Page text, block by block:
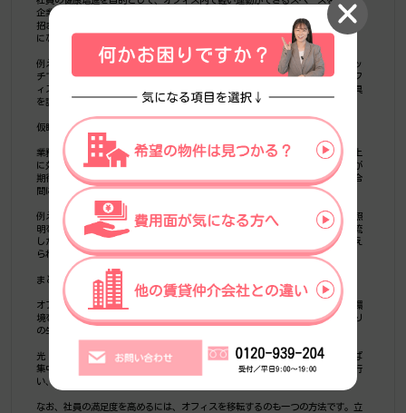
企業も増えつつあります。長時間のデスクワークは身体の疲労や集中力の低下を
招きますが、適度に体を動かせる環境があれば、気軽にリフレッシュできるよう
になるでしょう。
例えば、オフィスの一角にヨガマットやバランスボールを置き、気軽にストレッ
チできるようにするなどのアイデアが考えられます。スペースに余裕のあるオフ
ィスであれば、トレッドミルやエアロバイクといった本格的なフィットネス器具
を設置するのもおすすめです。
仮眠スペース
業務の合間に短時間の仮眠を取れるスペースを設けることも、社員の満足度向上
に効果的です。日中に短時間の睡眠を取ることで疲労の回復やストレスの軽減が
期待でき、その後の業務にも前向きに取り組みやすくなります。忙しい業務の合
間に心身をリセットする場として活用できるでしょう。
例えば、執務スペースから少し離れた場所に、リクライニングチェアを設置し照
明を落としたスペースを用意する方法があります。併せて、ヒーリング音楽を流
したり、観葉植物を配置したりすることで、よりリラックスしやすい環境を整え
られるでしょう。
まとめ
オフィス環境は社員の満足度を左右する重要な要素です。働きやすいオフィス環
境を整えれば、人材の定着や採用に有利に働くことはもちろん、社員一人ひとり
の生産性向上にもつながります。
光・音環境、空調といった基本的な要素をしっかりと押さえつつ、余裕があれば
集中スペースやコミュニケーションスペースを設けるなど適切なゾーニングを行
い、より社員の働きやすさにつながるオフィスを目指しましょう。
なお、社員の満足度を高めるには、オフィスを移転するのも一つの方法です。立